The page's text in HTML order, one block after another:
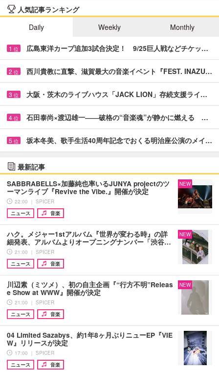
人気記事ランキング
Daily
Weekly Monthly
1 位 広島東洋カープ追加3試合決定！ 9/25巨人戦などチケッ…
2 位 西川貴教に直撃、滋賀最大の音楽イベント『FEST. INAZU…
3 位 大阪・茨木のライブハウス「JACK LION」存続支援ライ…
4 位 石田泰尚×渡辺雄一――破格の“音楽魂”が静かに燃える …
5 位 坂本冬美、歌手生活40周年記念でおくる明治座公演のメイ…
最新記事
SABBRABELLS×加藤純也率いるJUNYA projectのツ
ーマンライブ『Revive the Vibe.』開催が決定
22:00 ｜ SPICER
ニュース
音楽
NEW
ハク。メジャー1stアルバム『世界が変わる時』の詳
細発表、アルバムよりオープニングナンバー「渋谷…
21:00 ｜ SPICER
ニュース
音楽
NEW
川辺素（ミツメ）、初の自主企画『“行方不明”Releas
e Show at WWW』開催が決定
21:00 ｜ SPICER
ニュース
音楽
NEW
04 Limited Sazabys、約1年8ヶ月ぶりニューEP『VIE
W』リリースが決定
17:00 ｜ SPICER
ニュース
音楽